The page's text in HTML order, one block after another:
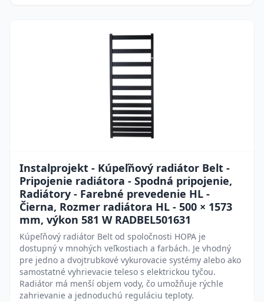
Instalprojekt - Kúpeľňový radiátor Belt -
Pripojenie radiátora - Spodná pripojenie,
Radiátory - Farebné prevedenie HL -
Čierna, Rozmer radiátora HL - 500 × 1573
mm, výkon 581 W RADBEL501631
Kúpeľňový radiátor Belt od spoločnosti HOPA je
dostupný v mnohých veľkostiach a farbách. Je vhodný
pre jedno a dvojtrubkové vykurovacie systémy alebo ako
samostatné vyhrievacie teleso s elektrickou tyčou.
Radiátor má menší objem vody, čo umožňuje rýchle
zahrievanie a jednoduchú reguláciu teploty.